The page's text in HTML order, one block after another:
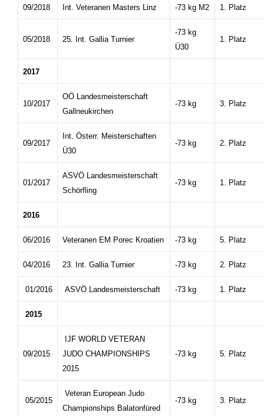
09/2018 Int. Veteranen Masters Linz -73 kg M2 1. Platz
05/2018 25. Int. Gallia Turnier
-73 kg
Ü30
1. Platz
2017
10/2017
OÖ Landesmeisterschaft
Gallneukirchen
-73 kg 3. Platz
09/2017
Int. Österr. Meisterschaften
Ü30
-73 kg 2. Platz
01/2017
ASVÖ Landesmeisterschaft
Schörfling
-73 kg 1. Platz
2016
06/2016 Veteranen EM Porec Kroatien -73 kg 5. Platz
04/2016 23. Int. Gallia Turnier -73 kg 2. Platz
01/2016 ASVÖ Landesmeisterschaft -73 kg 1. Platz
2015
09/2015
IJF WORLD VETERAN
JUDO CHAMPIONSHIPS
2015
-73 kg 5. Platz
05/2015
Veteran European Judo
Championships Balatonfüred
-73 kg 3. Platz